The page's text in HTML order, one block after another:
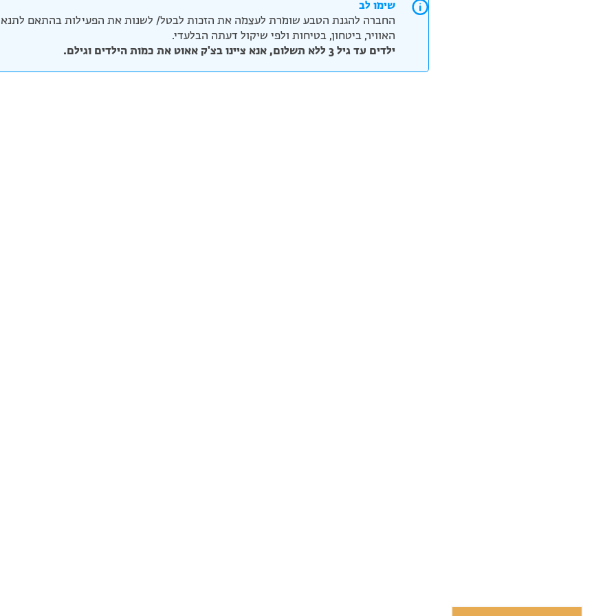
שימו לב
החברה להגנת הטבע שומרת לעצמה את הזכות לבטל/ לשנות את הפעילות בהתאם
האוויר, ביטחון, בטיחות ולפי שיקול דעתה הבלעדי.
ילדים עד גיל 3 ללא תשלום, אנא ציינו בצ'ק אאוט את כמות הילדים וגילם.